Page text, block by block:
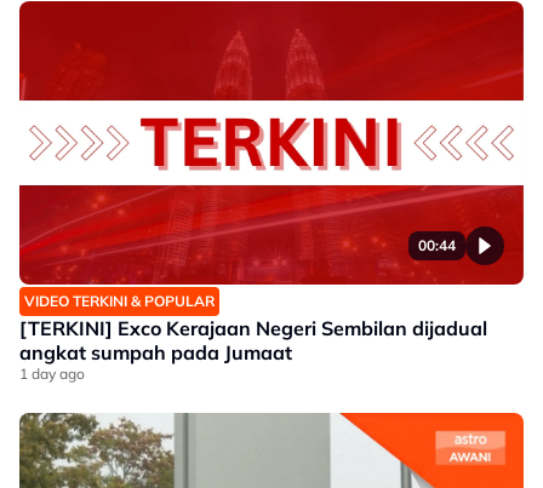
00:44
VIDEO TERKINI & POPULAR
[TERKINI] Exco Kerajaan Negeri Sembilan dijadual
angkat sumpah pada Jumaat
1 day ago